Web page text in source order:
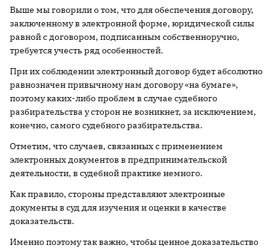
Выше мы говорили о том, что для обеспечения договору,
заключенному в электронной форме, юридической силы
равной с договором, подписанным собственноручно,
требуется учесть ряд особенностей.
При их соблюдении электронный договор будет абсолютно
равнозначен привычному нам договору «на бумаге»,
поэтому каких-либо проблем в случае судебного
разбирательства у сторон не возникнет, за исключением,
конечно, самого судебного разбирательства.
Отметим, что случаев, связанных с применением
электронных документов в предпринимательской
деятельности, в судебной практике немного.
Как правило, стороны представляют электронные
документы в суд для изучения и оценки в качестве
доказательств.
Именно поэтому так важно, чтобы ценное доказательство